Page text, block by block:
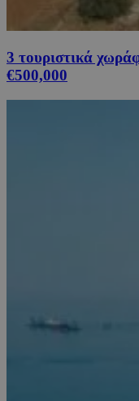
3 τουριστικά
€500,000